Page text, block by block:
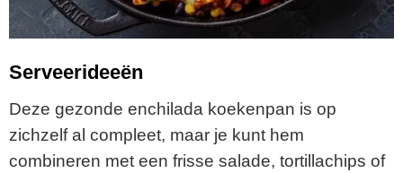
Serveerideeën
Deze gezonde enchilada koekenpan is op
zichzelf al compleet, maar je kunt hem
combineren met een frisse salade, tortillachips of